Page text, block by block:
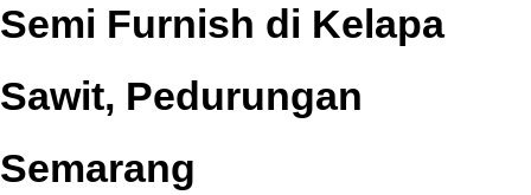
Semi Furnish di Kelapa
Sawit, Pedurungan
Semarang